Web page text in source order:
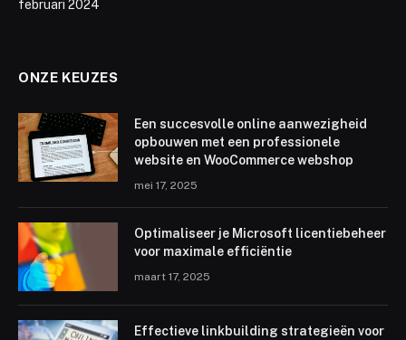
februari 2024
ONZE KEUZES
Een succesvolle online aanwezigheid
opbouwen met een professionele
website en WooCommerce webshop
mei 17, 2025
Optimaliseer je Microsoft licentiebeheer
voor maximale efficiëntie
maart 17, 2025
Effectieve linkbuilding strategieën voor